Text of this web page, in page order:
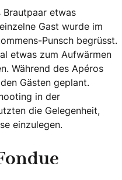
Brautpaar etwas
Gast wurde im
Punsch begrüsst.
etwas zum Aufwärmen
Während des Apéros
Gästen geplant.
in der
die Gelegenheit,
einzulegen.